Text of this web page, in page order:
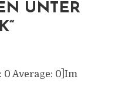
UNTER
0 Average: 0]Im